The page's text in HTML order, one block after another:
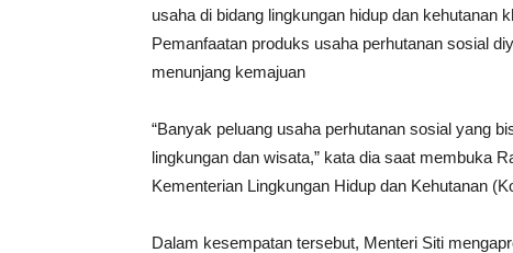
usaha di bidang lingkungan hidup dan kehutanan
Pemanfaatan produks usaha perhutanan sosial
menunjang kemajuan
“Banyak peluang usaha perhutanan sosial yang
lingkungan dan wisata,” kata dia saat membuka
Kementerian Lingkungan Hidup dan Kehutanan
Dalam kesempatan tersebut, Menteri Siti